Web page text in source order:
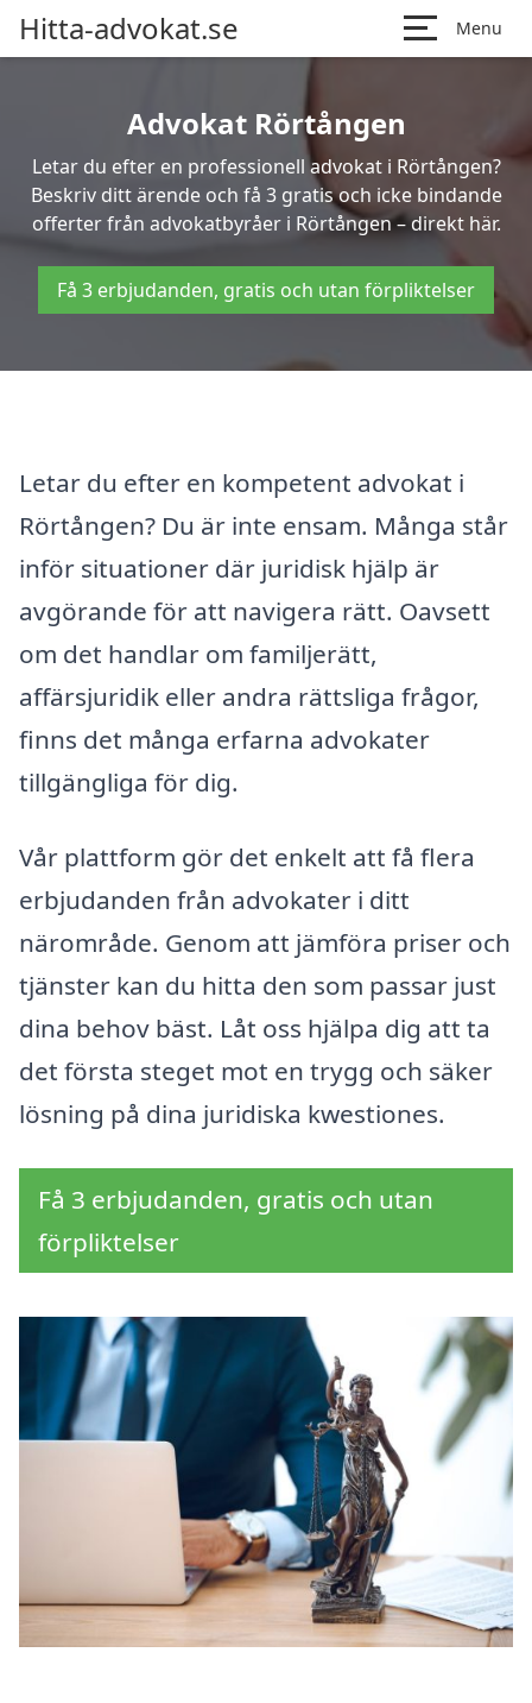
Hitta-advokat.se Menu
Advokat Rörtången
Letar du efter en professionell advokat i Rörtången?
Beskriv ditt ärende och få 3 gratis och icke bindande
offerter från advokatbyråer i Rörtången – direkt här.
Få 3 erbjudanden, gratis och utan förpliktelser
Letar du efter en kompetent advokat i
Rörtången? Du är inte ensam. Många står
inför situationer där juridisk hjälp är
avgörande för att navigera rätt. Oavsett
om det handlar om familjerätt,
affärsjuridik eller andra rättsliga frågor,
finns det många erfarna advokater
tillgängliga för dig.
Vår plattform gör det enkelt att få flera
erbjudanden från advokater i ditt
närområde. Genom att jämföra priser och
tjänster kan du hitta den som passar just
dina behov bäst. Låt oss hjälpa dig att ta
det första steget mot en trygg och säker
lösning på dina juridiska kwestiones.
Få 3 erbjudanden, gratis och utan
förpliktelser